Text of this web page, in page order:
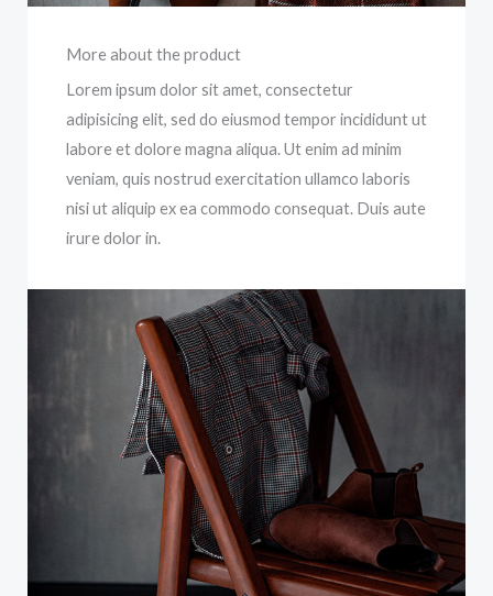
More about the product
Lorem ipsum dolor sit amet, consectetur
adipisicing elit, sed do eiusmod tempor incididunt ut
labore et dolore magna aliqua. Ut enim ad minim
veniam, quis nostrud exercitation ullamco laboris
nisi ut aliquip ex ea commodo consequat. Duis aute
irure dolor in.